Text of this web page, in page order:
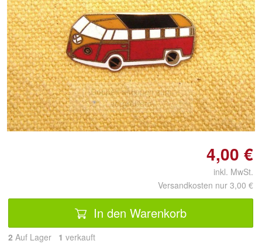
Doppelt antippen zum
vergrößern
4,00 €
inkl. MwSt.
Versandkosten nur 3,00 €
In den Warenkorb
2 Auf Lager 1 verkauft